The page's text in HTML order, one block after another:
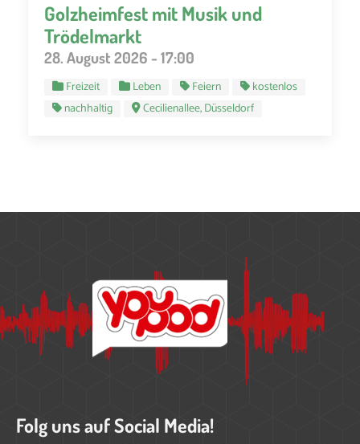
Golzheimfest mit Musik und
Trödelmarkt
28. August 2026 - 17:00
Freizeit Leben Feiern
kostenlos
nachhaltig
Cecilienallee, Düsseldorf
Folg uns auf Social Media!